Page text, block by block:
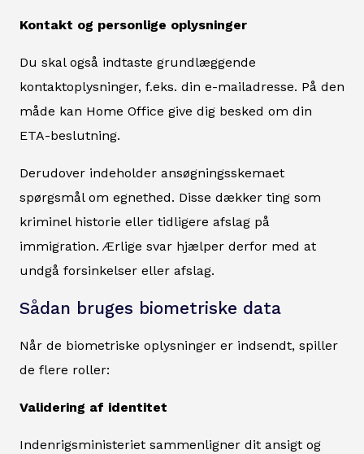
Kontakt og personlige oplysninger
Du skal også indtaste grundlæggende
kontaktoplysninger, f.eks. din e-mailadresse. På den
måde kan Home Office give dig besked om din
ETA-beslutning.
Derudover indeholder ansøgningsskemaet
spørgsmål om egnethed. Disse dækker ting som
kriminel historie eller tidligere afslag på
immigration. Ærlige svar hjælper derfor med at
undgå forsinkelser eller afslag.
Sådan bruges biometriske data
Når de biometriske oplysninger er indsendt, spiller
de flere roller:
Validering af identitet
Indenrigsministeriet sammenligner dit ansigt og